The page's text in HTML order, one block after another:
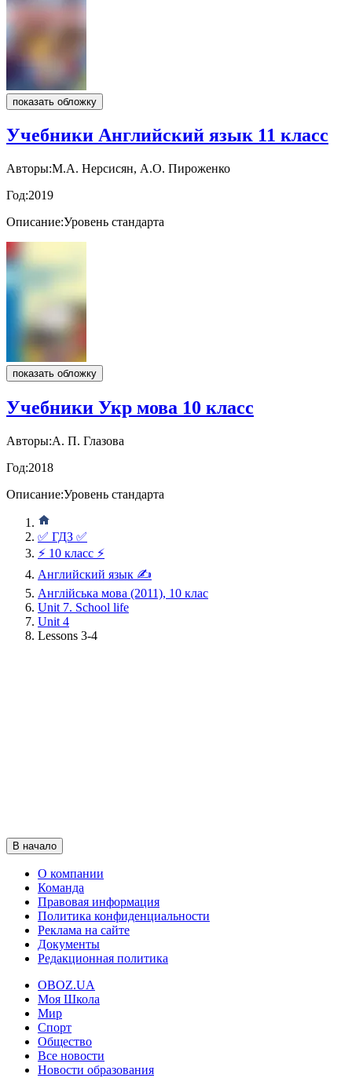
показать обложку
Учебники Английский язык 11 класс
Авторы:М.А. Нерсисян, А.О. Пироженко
Год:2019
Описание:Уровень стандарта
показать обложку
Учебники Укр мова 10 класс
Авторы:А. П. Глазова
Год:2018
Описание:Уровень стандарта
✅ ГДЗ ✅
⚡ 10 класс ⚡
Английский язык ✍
Англійська мова (2011), 10 клас
Unit 7. School life
Unit 4
Lessons 3-4
В начало
О компании
Команда
Правовая информация
Политика конфиденциальности
Реклама на сайте
Документы
Редакционная политика
OBOZ.UA
Моя Школа
Мир
Спорт
Общество
Все новости
Новости образования